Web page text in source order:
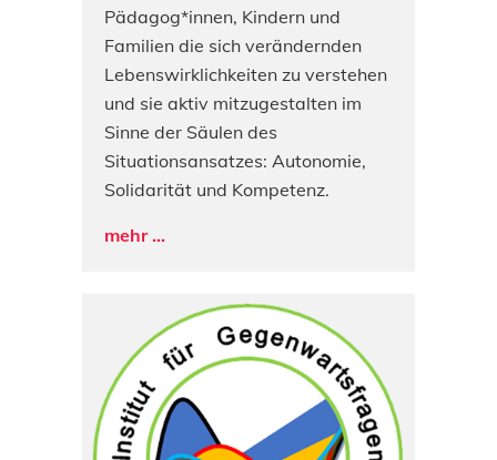
Pädagog*innen, Kindern und
Familien die sich verändernden
Lebenswirklichkeiten zu verstehen
und sie aktiv mitzugestalten im
Sinne der Säulen des
Situationsansatzes: Autonomie,
Solidarität und Kompetenz.
mehr ...